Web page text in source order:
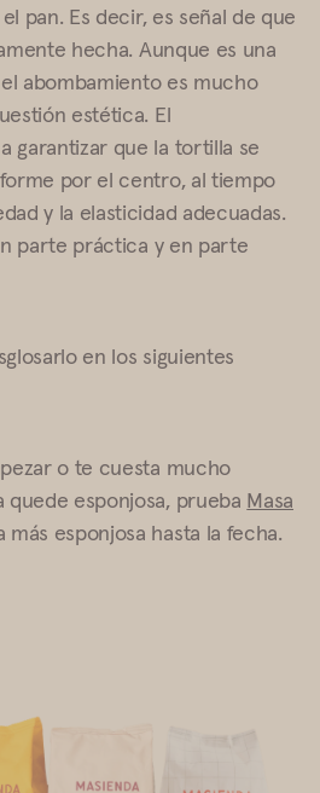
pan. Es decir, es señal de que
hecha. Aunque es una
abombamiento es mucho
estética. El
garantizar que la tortilla se
por el centro, al tiempo
y la elasticidad adecuadas.
parte práctica y en parte
en los siguientes
o te cuesta mucho
quede esponjosa, prueba Masa
más esponjosa hasta la fecha.